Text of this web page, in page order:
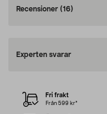
Recensioner (16)
Experten svarar
Fri frakt
Från 599 kr*